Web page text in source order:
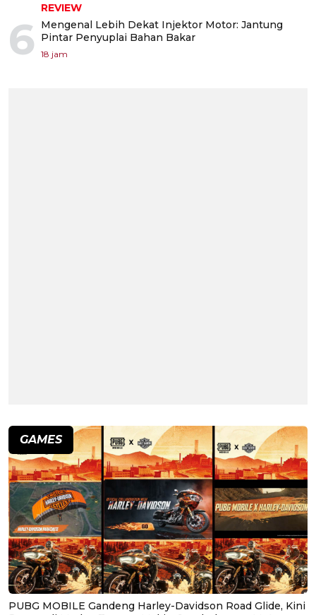
6
REVIEW
Mengenal Lebih Dekat Injektor Motor: Jantung
Pintar Penyuplai Bahan Bakar
18 jam
GAMES
PUBG MOBILE Gandeng Harley-Davidson Road Glide, Kini